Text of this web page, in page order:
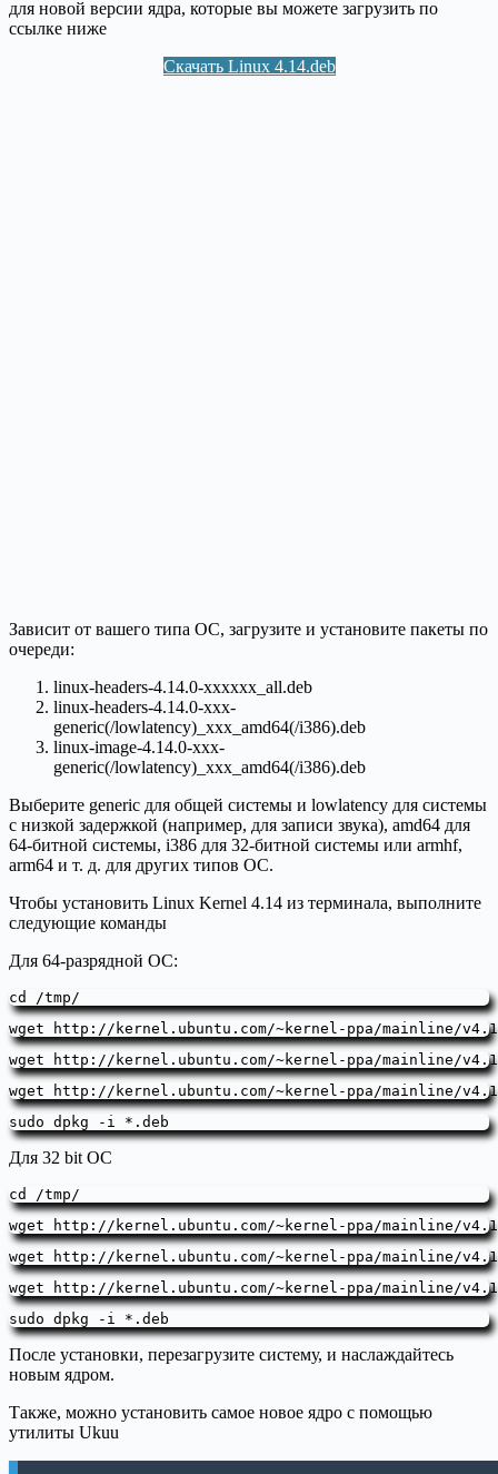
для новой версии ядра, которые вы можете загрузить по
ссылке ниже
Скачать Linux 4.14.deb
Зависит от вашего типа ОС, загрузите и установите пакеты по
очереди:
linux-headers-4.14.0-xxxxxx_all.deb
linux-headers-4.14.0-xxx-
generic(/lowlatency)_xxx_amd64(/i386).deb
linux-image-4.14.0-xxx-
generic(/lowlatency)_xxx_amd64(/i386).deb
Выберите generic для общей системы и lowlatency для системы
с низкой задержкой (например, для записи звука), amd64 для
64-битной системы, i386 для 32-битной системы или armhf,
arm64 и т. д. для других типов ОС.
Чтобы установить Linux Kernel 4.14 из терминала, выполните
следующие команды
Для 64-разрядной ОС:
cd /tmp/
sudo dpkg -i *.deb
Для 32 bit ОС
cd /tmp/
sudo dpkg -i *.deb
После установки, перезагрузите систему, и наслаждайтесь
новым ядром.
Также, можно установить самое новое ядро с помощью
утилиты Ukuu